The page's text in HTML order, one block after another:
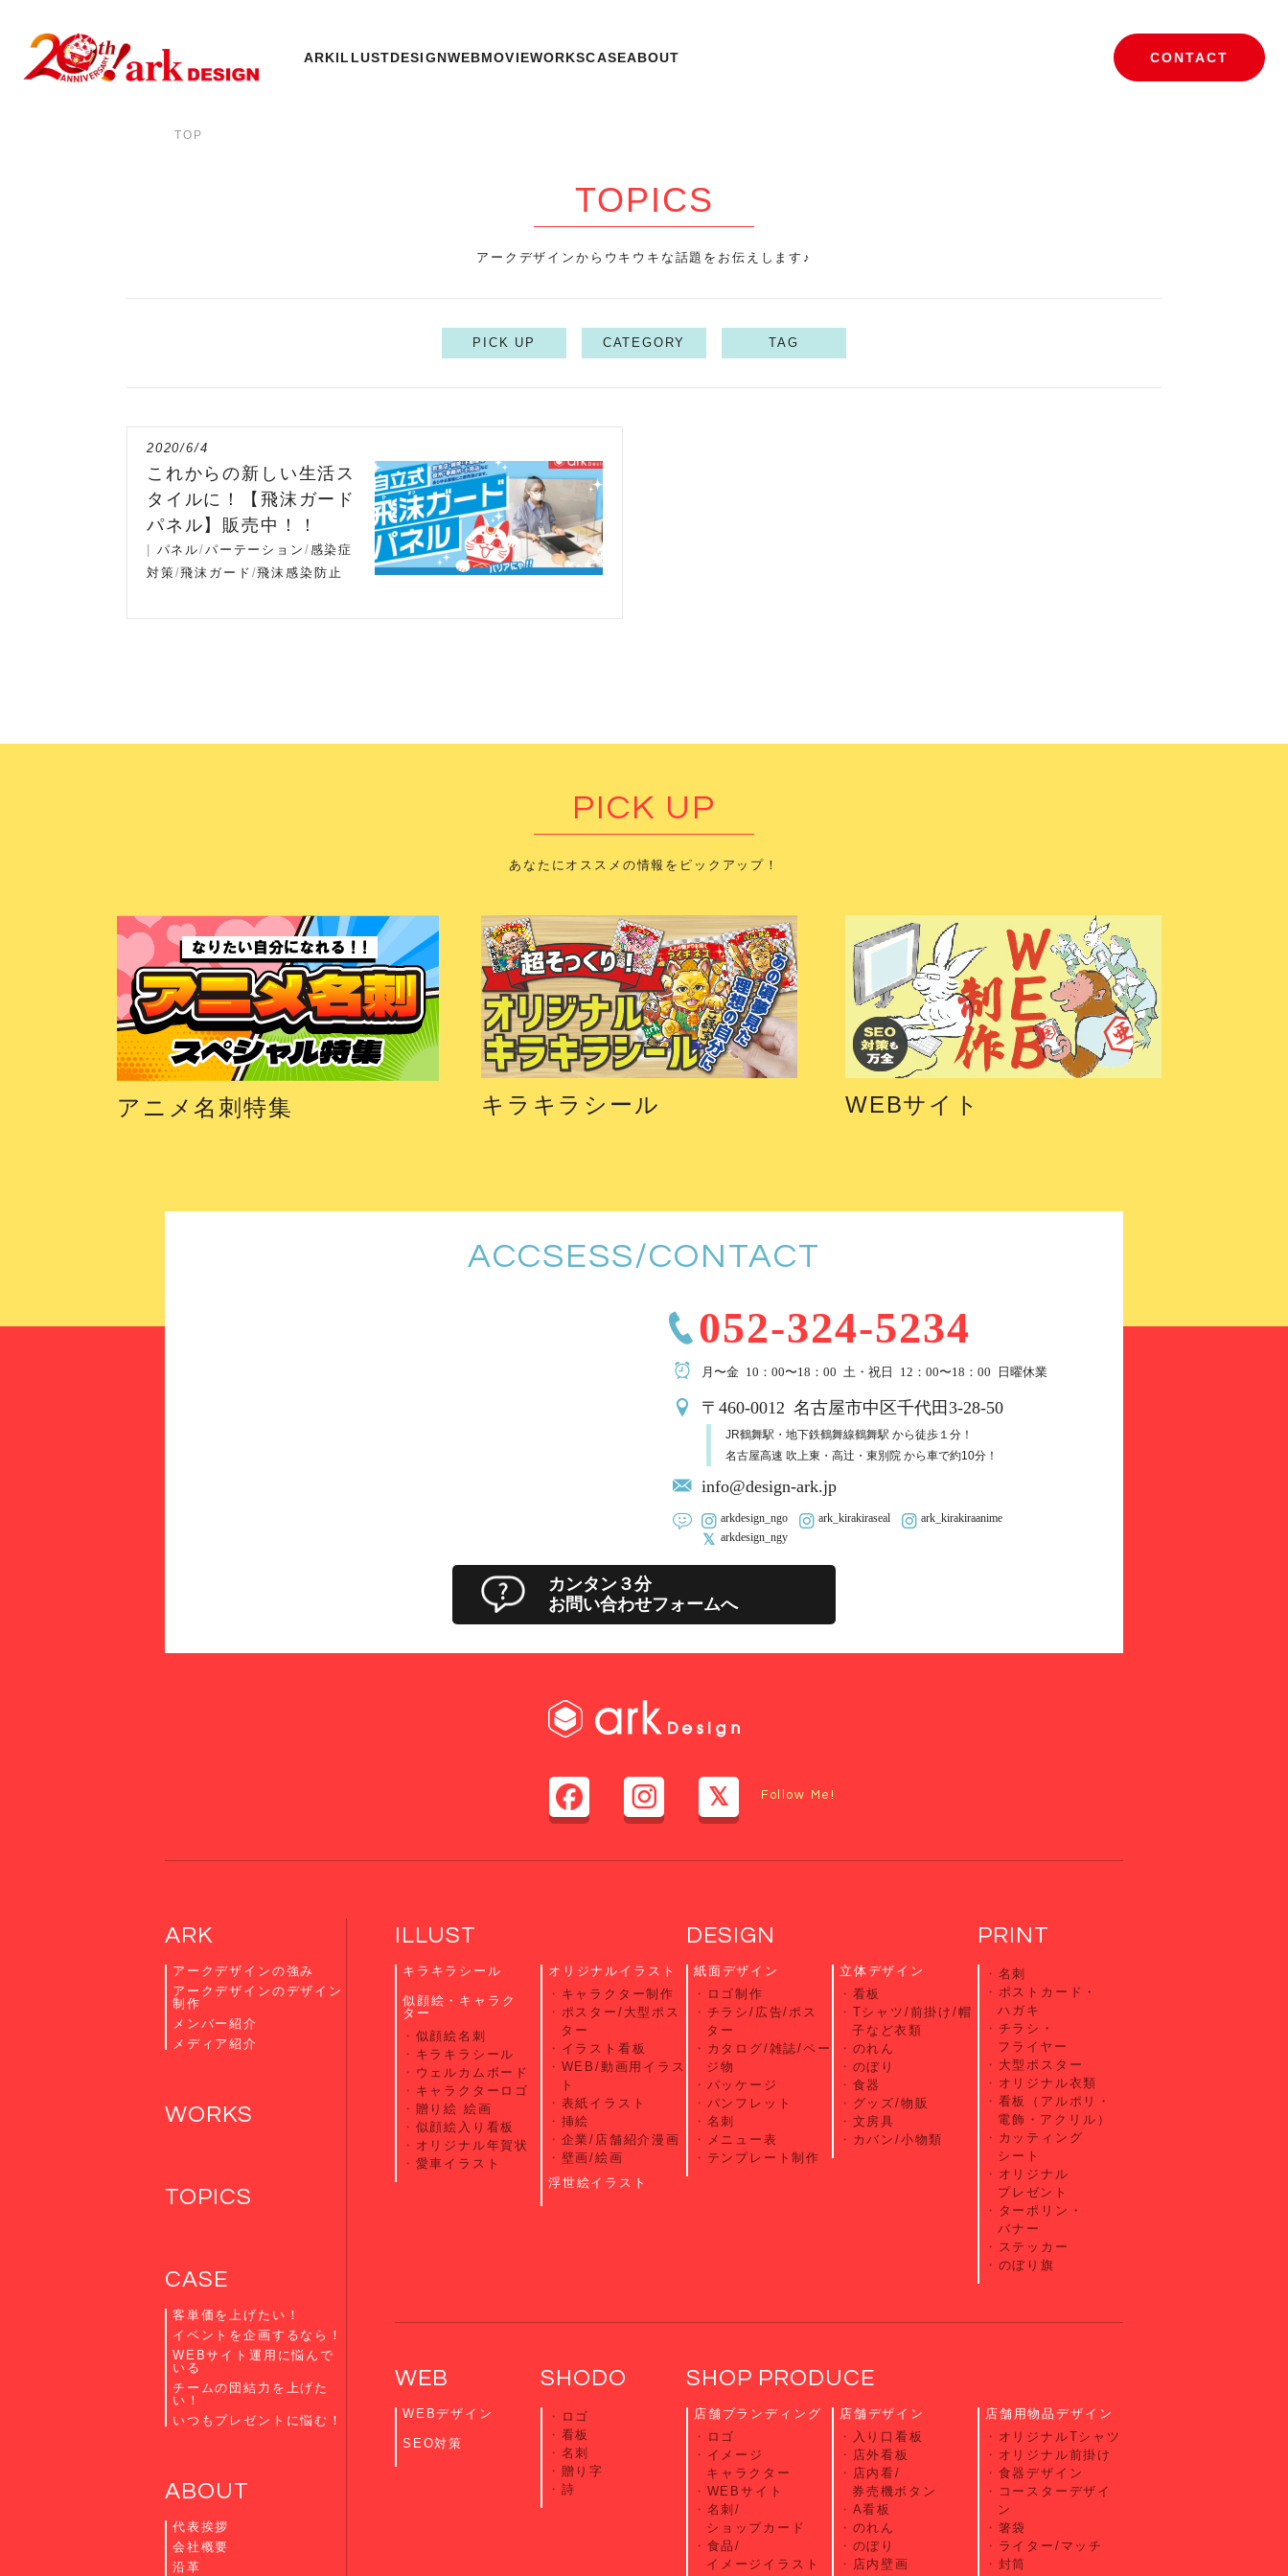
ARKILLUSTDESIGNWEBMOVIEWORKSCASEABOUT CONTACT
TOP
TOPICS
アークデザインからウキウキな話題をお伝えします♪
PICK UP CATEGORY TAG
2020/6/4
これからの新しい生活ス
タイルに！【飛沫ガード
パネル】販売中！！
パネル/パーテーション /感染症
対策/飛沫ガード /飛沫感染防止
PICK UP
あなたにオススメの情報をピックアップ！
アニメ名刺特集 キラキラシール WEBサイト
ACCSESS/CONTACT
052-324-5234
月〜金 10：00〜18：00 土・祝日 12：00〜18：00 日曜休業
〒460-0012 名古屋市中区千代田3-28-50
JR鶴舞駅・地下鉄鶴舞線鶴舞駅 から徒歩１分！
名古屋高速 吹上東・高辻・東別院 から車で約10分！
info@design-ark.jp
arkdesign_ngo ark_kirakiraseal
ark_kirakiraanime
arkdesign_ngy
カンタン３分
お問い合わせフォームへ
Follow Me!
ARK
アークデザインの強み
アークデザインのデザイン
制作
メンバー紹介
メディア紹介
WORKS
TOPICS
CASE
客単価を上げたい！
イベントを企画するなら！
WEBサイト運用に悩んで
いる
チームの団結力を上げた
い！
いつもプレゼントに悩む！
ABOUT
代表挨拶
会社概要
沿革
ILLUST
キラキラシール
似顔絵・キャラク
ター
似顔絵名刺
キラキラシール
ウェルカムボード
キャラクターロゴ
贈り絵 絵画
似顔絵入り看板
オリジナル年賀状
愛車イラスト
オリジナルイラスト
キャラクター制作
ポスター/大型ポス
ター
イラスト看板
WEB/動画用イラス
ト
表紙イラスト
挿絵
企業/店舗紹介漫画
壁画/絵画
浮世絵イラスト
DESIGN
紙面デザイン
ロゴ制作
チラシ/広告/ポス
ター
カタログ/雑誌/ペー
ジ物
パッケージ
パンフレット
名刺
メニュー表
テンプレート制作
立体デザイン
看板
Tシャツ/前掛け/帽
子など衣類
のれん
のぼり
食器
グッズ/物販
文房具
カバン/小物類
PRINT
名刺
ポストカード・
ハガキ
チラシ・
フライヤー
大型ポスター
オリジナル衣類
看板（アルポリ・
電飾・アクリル）
カッティング
シート
オリジナル
プレゼント
ターポリン・
バナー
ステッカー
のぼり旗
WEB
WEBデザイン
SEO対策
SHODO
ロゴ
看板
名刺
贈り字
詩
SHOP PRODUCE
店舗ブランディング
ロゴ
イメージ
キャラクター
WEBサイト
名刺/
ショップカード
食品/
イメージイラスト
店舗デザイン
入り口看板
店外看板
店内看/
券売機ボタン
A看板
のれん
のぼり
店内壁画
店舗用物品デザイン
オリジナルTシャツ
オリジナル前掛け
食器デザイン
コースターデザイ
ン
箸袋
ライター/マッチ
封筒